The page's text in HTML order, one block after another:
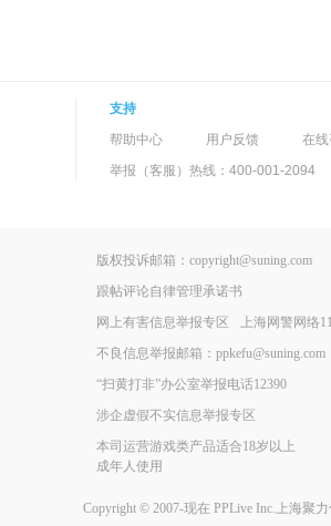
支持
帮助中心
用户反馈
在线
举报（客服）热线：400-001-2094
版权投诉邮箱：copyright@suning.com
跟帖评论自律管理承诺书
网上有害信息举报专区
上海网警网络
不良信息举报邮箱：ppkefu@suning.com
“扫黄打非”办公室举报电话12390
涉企虚假不实信息举报专区
本司运营游戏类产品适合18岁以上
成年人使用
Copyright © 2007-现在 PPLive Inc.上海聚